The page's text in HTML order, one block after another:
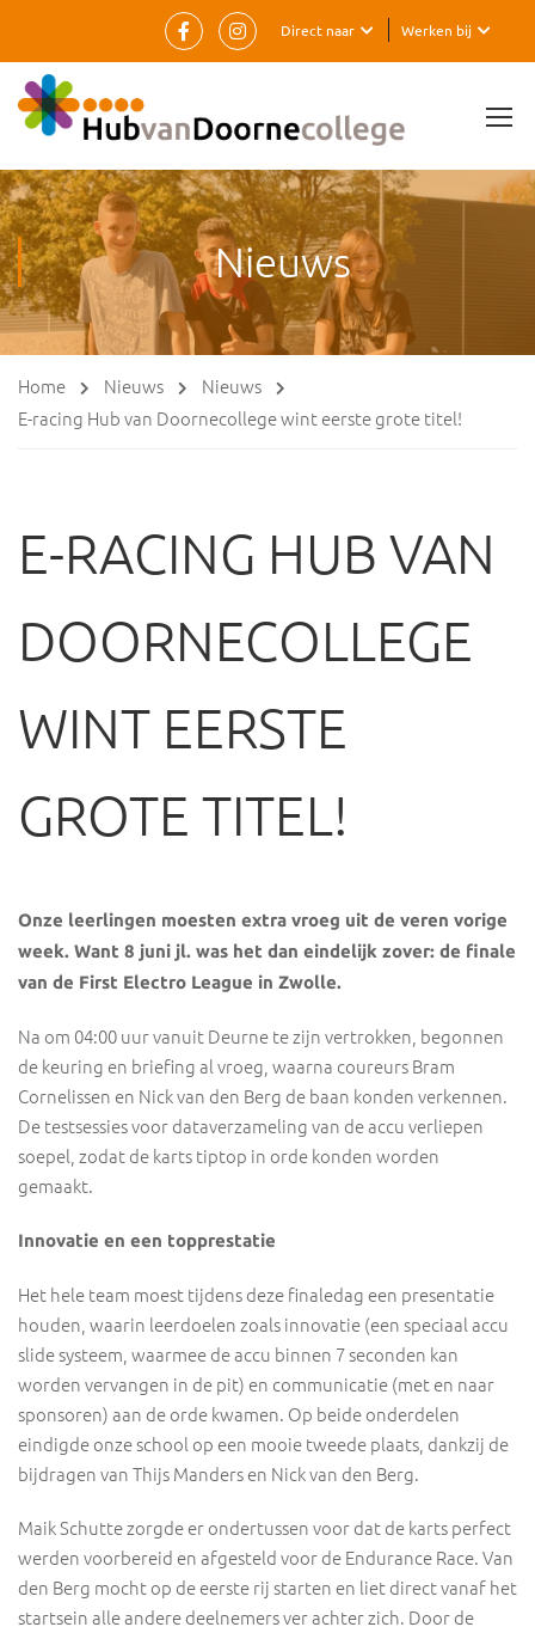
Werken bij
Direct naar
Nieuws
Home Nieuws
Nieuws
E-racing Hub van Doornecollege wint eerste grote titel!
E-RACING HUB VAN
DOORNECOLLEGE
WINT EERSTE
GROTE TITEL!
Onze leerlingen moesten extra vroeg uit de veren vorige
week. Want 8 juni jl. was het dan eindelijk zover: de finale
van de First Electro League in Zwolle.
Na om 04:00 uur vanuit Deurne te zijn vertrokken, begonnen
de keuring en briefing al vroeg, waarna coureurs Bram
Cornelissen en Nick van den Berg de baan konden verkennen.
De testsessies voor dataverzameling van de accu verliepen
soepel, zodat de karts tiptop in orde konden worden
gemaakt.
Innovatie en een topprestatie
Het hele team moest tijdens deze finaledag een presentatie
houden, waarin leerdoelen zoals innovatie (een speciaal accu
slide systeem, waarmee de accu binnen 7 seconden kan
worden vervangen in de pit) en communicatie (met en naar
sponsoren) aan de orde kwamen. Op beide onderdelen
eindigde onze school op een mooie tweede plaats, dankzij de
bijdragen van Thijs Manders en Nick van den Berg.
Maik Schutte zorgde er ondertussen voor dat de karts perfect
werden voorbereid en afgesteld voor de Endurance Race. Van
den Berg mocht op de eerste rij starten en liet direct vanaf het
startsein alle andere deelnemers ver achter zich. Door de